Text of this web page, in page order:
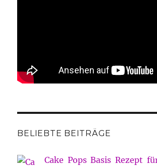
BELIEBTE BEITRÄGE
Cake Pops Basis Rezept